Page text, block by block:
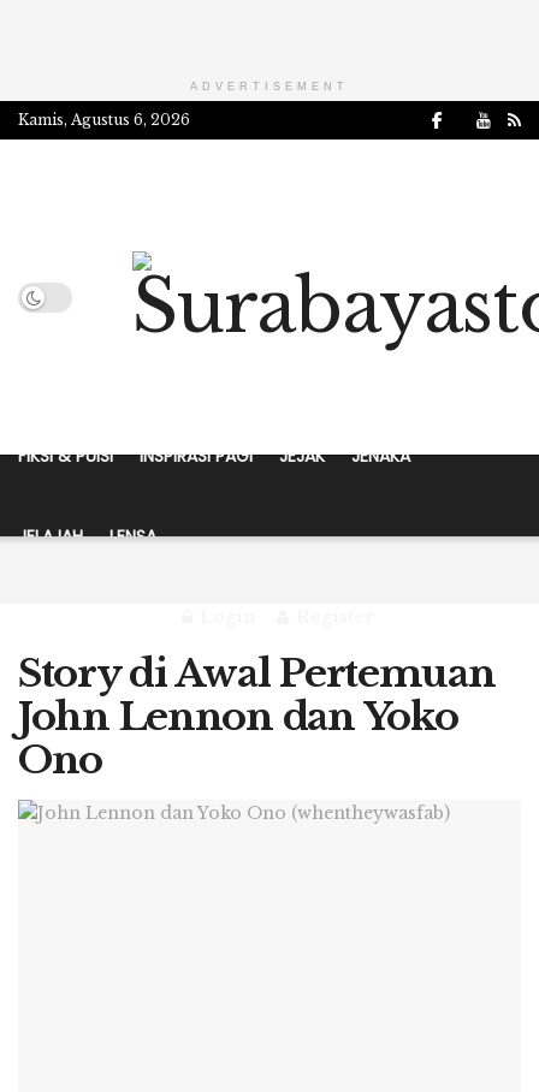
ADVERTISEMENT
Kamis, Agustus 6, 2026
FIKSI & PUISI INSPIRASI PAGI JEJAK JENAKA
JELAJAH LENSA
Story di Awal Pertemuan
John Lennon dan Yoko
Ono